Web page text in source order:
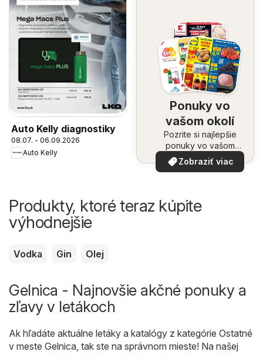
Auto Kelly diagnostiky
08.07. - 06.09.2026
Auto Kelly
Ponuky vo
vašom okolí
Pozrite si najlepšie
ponuky vo vašom
okolí
Zobraziť viac
Produkty, ktoré teraz kúpite
výhodnejšie
Vodka Gin Olej
Gelnica - Najnovšie akčné ponuky a
zľavy v letákoch
Ak hľadáte aktuálne letáky a katalógy z kategórie Ostatné
v meste Gelnica, tak ste na správnom mieste! Na našej